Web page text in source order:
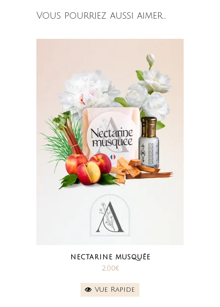
Vous pourriez aussi aimer…
NECTARINE MUSQUÉE
2.00€
Vue Rapide